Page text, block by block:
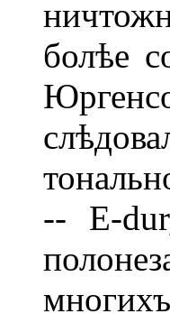
болѣе
-- E-